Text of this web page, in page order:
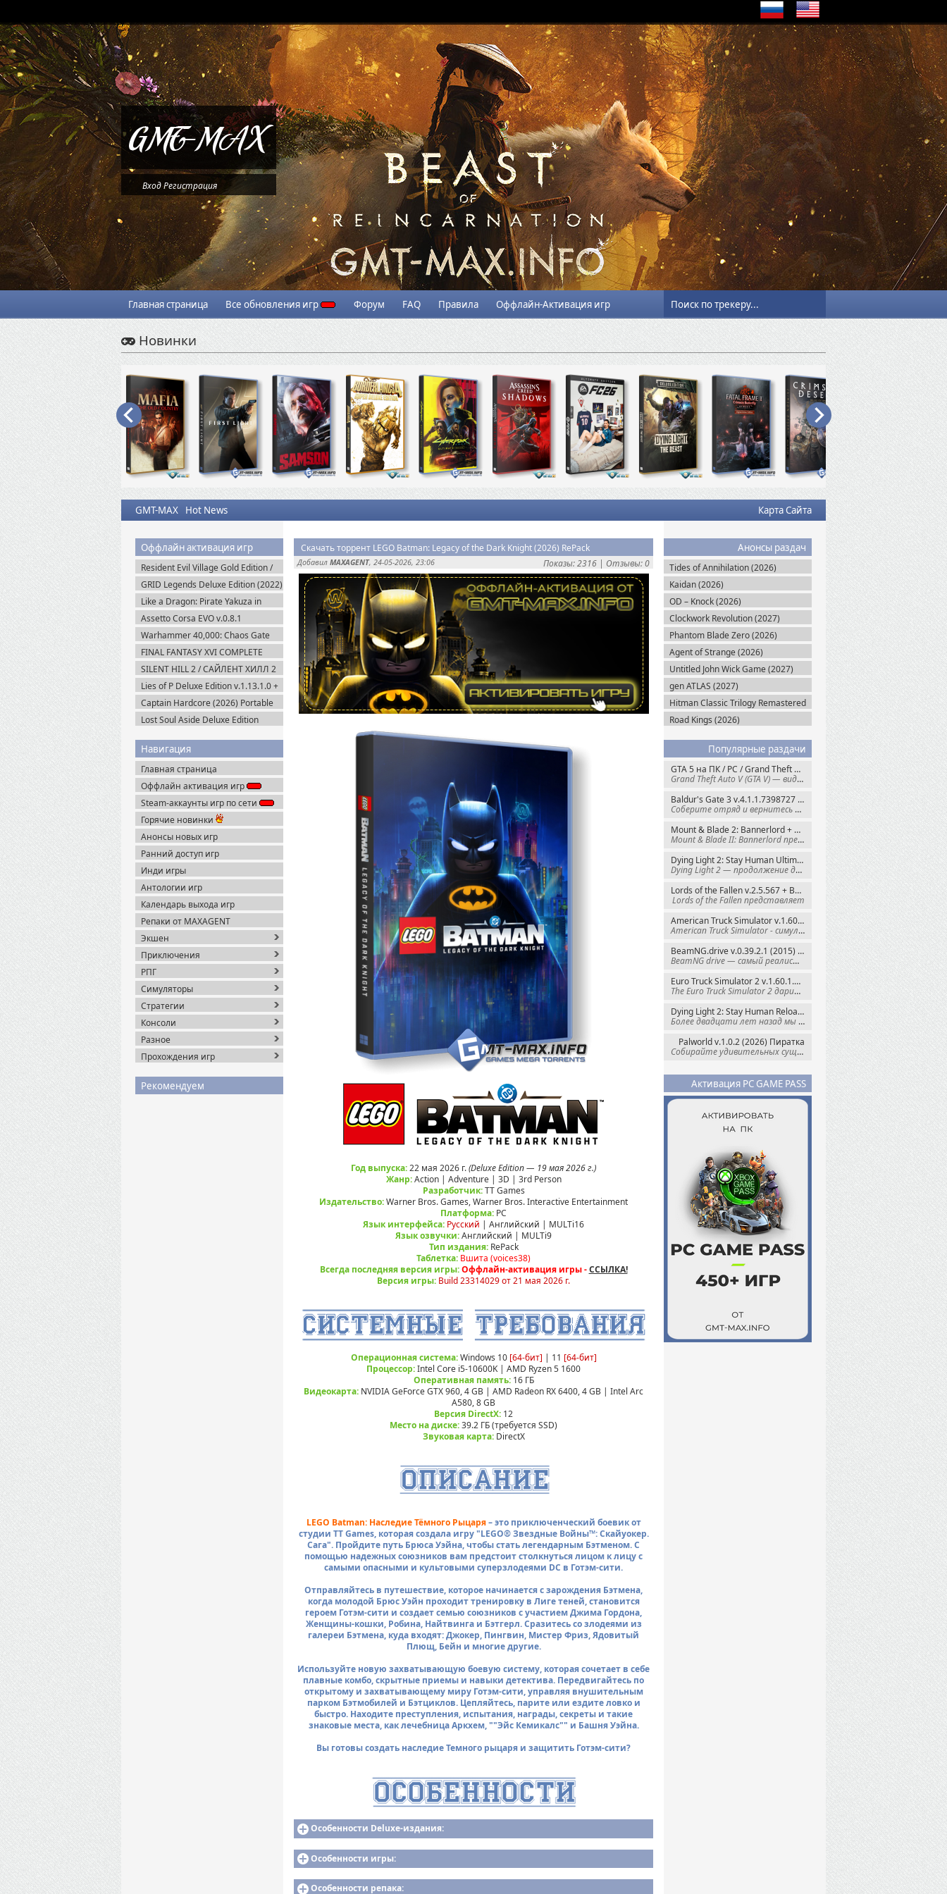
ВходРегистрация
Главная страница Все обновления игр Форум FAQ Правила Оффлайн-Активация игр
Новинки
GMT-MAX Hot News Карта Сайта
Анонсы раздач
Tides of Annihilation (2026)
Kaidan (2026)
OD – Knock (2026)
Clockwork Revolution (2027)
Phantom Blade Zero (2026)
Agent of Strange (2026)
Untitled John Wick Game (2027)
gen ATLAS (2027)
Hitman Classic Trilogy Remastered
(2027)
Road Kings (2026)
Популярные раздачи
GTA 5 на ПК / PC / Grand Theft Auto V: Premium Edition (2015) Steam-Rip
Grand Theft Auto V (GTA V) — видеоигра из
Baldur's Gate 3 v.4.1.1.7398727 + Все DLC (2023) GOG-Rip
Соберите отряд и вернитесь в Забытые
Mount & Blade 2: Bannerlord + War Sails v.1.4.7.117484 (2025) GOG
Mount & Blade II: Bannerlord представляет
Dying Light 2: Stay Human Ultimate Edition v.1.29.1 + Все DLC (2022) Пиратка
Dying Light 2 — продолжение динамичного
Lords of the Fallen v.2.5.567 + Все DLC (2023) Пиратка
Lords of the Fallen представляет
American Truck Simulator v.1.60.1.8s + Все DLC (2016) Пиратка
American Truck Simulator - симулятор
BeamNG.drive v.0.39.2.1 (2015) RePack
BeamNG drive — самый реалистичный
Euro Truck Simulator 2 v.1.60.1.7s + Все DLC (2012) Пиратка
The Euro Truck Simulator 2 дарит вам опыт
Dying Light 2: Stay Human Reloaded Edition v.1.28.3 + Все DLC (2022) RePack
Более двадцати лет назад мы пытались
Palworld v.1.0.2 (2026) Пиратка
Собирайте удивительных существ — Палов —
Активация PC GAME PASS
Оффлайн активация игр
Resident Evil Village Gold Edition /
Resident Evil 8 (2021) Portable
GRID Legends Deluxe Edition (2022)
EA-Rip
Like a Dragon: Pirate Yakuza in
Hawaii (2025) Steam-Rip
Assetto Corsa EVO v.0.8.1
(2025/Multiplayer) Пиратка
Warhammer 40,000: Chaos Gate
Daemonhunters (2022) Steam-Rip
FINAL FANTASY XVI COMPLETE
EDITION v.1.03 (2024) Пиратка
SILENT HILL 2 / САЙЛЕНТ ХИЛЛ 2
Remake на ПК / PC v.1.07 (2024)
Пиратка
Lies of P Deluxe Edition v.1.13.1.0 +
Все DLC (2023) Пиратка
Captain Hardcore (2026) Portable
Lost Soul Aside Deluxe Edition
Навигация
Главная страница
Оффлайн активация игр
Steam-аккаунты игр по сети
Горячие новинки
Анонсы новых игр
Ранний доступ игр
Инди игры
Антологии игр
Календарь выхода игр
Репаки от MAXAGENT
Экшен
Приключения
РПГ
Симуляторы
Стратегии
Консоли
Разное
Прохождения игр
Рекомендуем
Скачать торрент LEGO Batman: Legacy of the Dark Knight (2026) RePack
Показы: 2316 | Отзывы: 0
Добавил MAXAGENT, 24-05-2026, 23:06
Год выпуска:22 мая 2026 г.(Deluxe Edition — 19 мая 2026 г.)
Жанр:Action | Adventure | 3D | 3rd Person
Разработчик:TT Games
Издательство:Warner Bros. Games, Warner Bros. Interactive Entertainment
Платформа: РС
Язык интерфейса: Русский | Английский | MULTi16
Язык озвучки:Английский | MULTi9
Тип издания: RePack
Таблетка: Вшита (voices38)
Всегда последняя версия игры: Оффлайн-активация игры -ССЫЛКА!
Версия игры: Build 23314029 от 21 мая 2026 г.
Операционная система:Windows 10 [64-бит] | 11 [64-бит]
Процессор:Intel Core i5-10600K | AMD Ryzen 5 1600
Оперативная память:16 ГБ
Видеокарта: NVIDIA GeForce GTX 960, 4 GB | AMD Radeon RX 6400, 4 GB | Intel Arc
A580, 8 GB
Версия DirectX: 12
Место на диске:39.2 ГБ (требуется SSD)
Звуковая карта:DirectX
LEGO Batman: Наследие Тёмного Рыцаря– это приключенческий боевик от
студии TT Games, которая создала игру "LEGO® Звездные Войны™: Скайуокер.
Сага". Пройдите путь Брюса Уэйна, чтобы стать легендарным Бэтменом. С
помощью надежных союзников вам предстоит столкнуться лицом к лицу с
самыми опасными и культовыми суперзлодеями DC в Готэм-сити.
Отправляйтесь в путешествие, которое начинается с зарождения Бэтмена,
когда молодой Брюс Уэйн проходит тренировку в Лиге теней, становится
героем Готэм-сити и создает семью союзников с участием Джима Гордона,
Женщины-кошки, Робина, Найтвинга и Бэтгерл. Сразитесь со злодеями из
галереи Бэтмена, куда входят: Джокер, Пингвин, Мистер Фриз, Ядовитый
Плющ, Бейн и многие другие.
Используйте новую захватывающую боевую систему, которая сочетает в себе
плавные комбо, скрытные приемы и навыки детектива. Передвигайтесь по
открытому и захватывающему миру Готэм-сити, управляя внушительным
парком Бэтмобилей и Бэтциклов. Цепляйтесь, парите или ездите ловко и
быстро. Находите преступления, испытания, награды, секреты и такие
знаковые места, как лечебница Аркхем, ""Эйс Кемикалс"" и Башня Уэйна.
Вы готовы создать наследие Темного рыцаря и защитить Готэм-сити?
Особенности Deluxe-издания:
Особенности игры:
Особенности репака: